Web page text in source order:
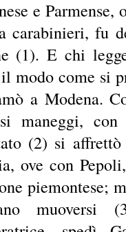
e Parmense,
carabinieri, fu
(1). E chi
modo come si
a Modena.
maneggi,
(2) si
ove con
piemontese;
muoversi